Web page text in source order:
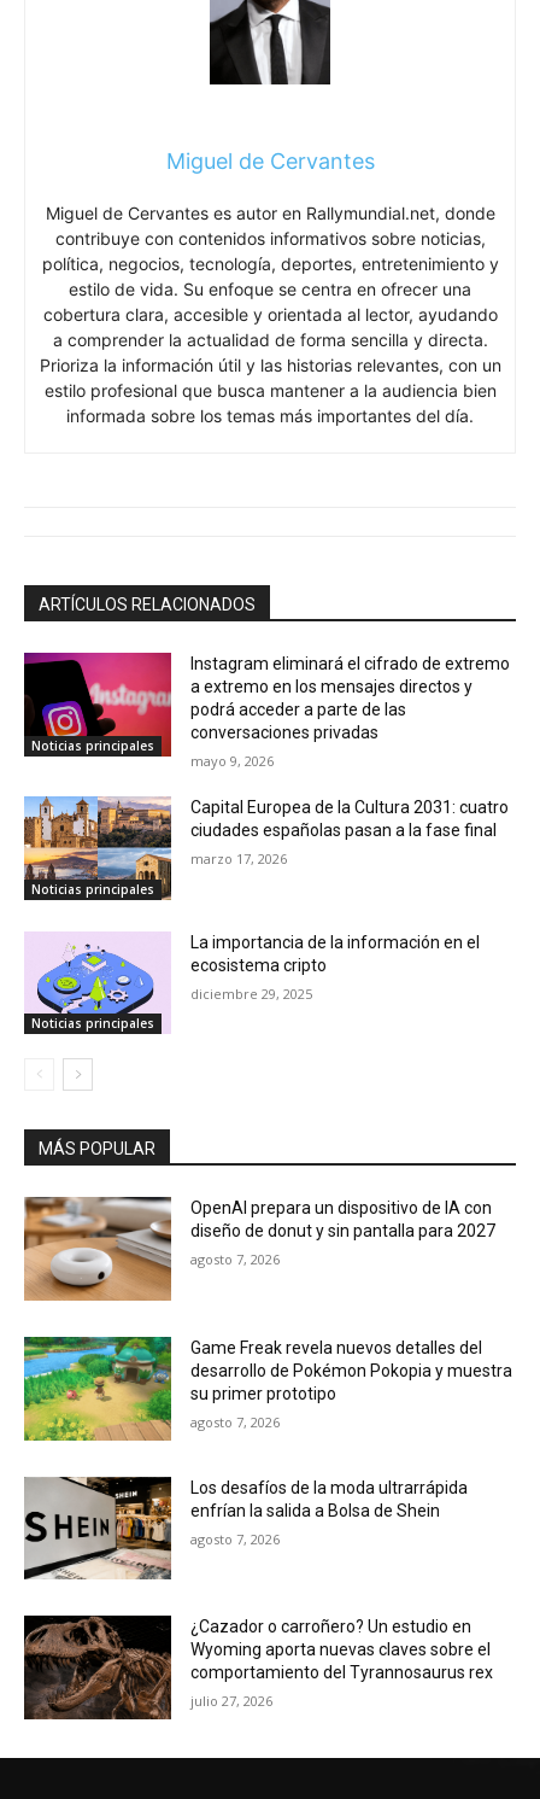
Miguel de Cervantes
Miguel de Cervantes es autor en Rallymundial.net, donde
contribuye con contenidos informativos sobre noticias,
política, negocios, tecnología, deportes, entretenimiento y
estilo de vida. Su enfoque se centra en ofrecer una
cobertura clara, accesible y orientada al lector, ayudando
a comprender la actualidad de forma sencilla y directa.
Prioriza la información útil y las historias relevantes, con un
estilo profesional que busca mantener a la audiencia bien
informada sobre los temas más importantes del día.
ARTÍCULOS RELACIONADOS
Noticias principales
Instagram eliminará el cifrado de extremo
a extremo en los mensajes directos y
podrá acceder a parte de las
conversaciones privadas
mayo 9, 2026
Noticias principales
Capital Europea de la Cultura 2031: cuatro
ciudades españolas pasan a la fase final
marzo 17, 2026
Noticias principales
La importancia de la información en el
ecosistema cripto
diciembre 29, 2025
MÁS POPULAR
OpenAI prepara un dispositivo de IA con
diseño de donut y sin pantalla para 2027
agosto 7, 2026
Game Freak revela nuevos detalles del
desarrollo de Pokémon Pokopia y muestra
su primer prototipo
agosto 7, 2026
Los desafíos de la moda ultrarrápida
enfrían la salida a Bolsa de Shein
agosto 7, 2026
¿Cazador o carroñero? Un estudio en
Wyoming aporta nuevas claves sobre el
comportamiento del Tyrannosaurus rex
julio 27, 2026